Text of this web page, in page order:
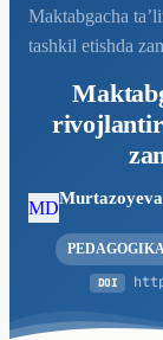
Maktabgacha
tashkil etishda
MD
DOI